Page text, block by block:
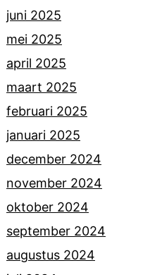
juni 2025
mei 2025
april 2025
maart 2025
februari 2025
januari 2025
december 2024
november 2024
oktober 2024
september 2024
augustus 2024